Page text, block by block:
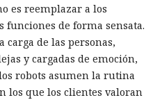
es reemplazar a los
de forma sensata.
de las personas,
y cargadas de emoción,
robots asumen la rutina
los que los clientes valoran